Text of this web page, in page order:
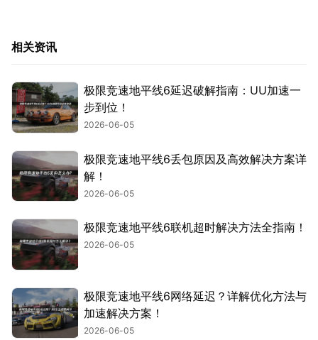
相关资讯
极限竞速地平线6延迟破解指南：UU加速一
步到位！
2026-06-05
极限竞速地平线6丢包原因及高效解决方案详
解！
2026-06-05
极限竞速地平线6联机超时解决方法全指南！
2026-06-05
极限竞速地平线6网络延迟？详解优化方法与
加速解决方案！
2026-06-05